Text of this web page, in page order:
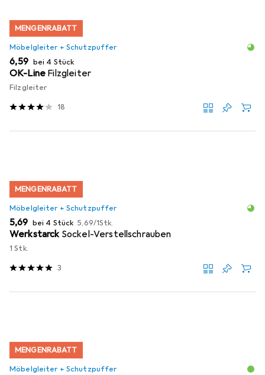
MENGENRABATT
Möbelgleiter + Schutzpuffer
EUR
6,59 bei 4 Stück
OK-Line Filzgleiter
Filzgleiter
18
MENGENRABATT
Möbelgleiter + Schutzpuffer
EUR
5,69 bei 4 Stück EUR
5,69/1Stk.
Werkstarck Sockel-Verstellschrauben
1 Stk.
3
MENGENRABATT
Möbelgleiter + Schutzpuffer